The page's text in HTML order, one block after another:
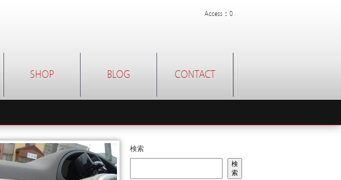
Access：0
SHOP BLOG CONTACT
検索
検
索